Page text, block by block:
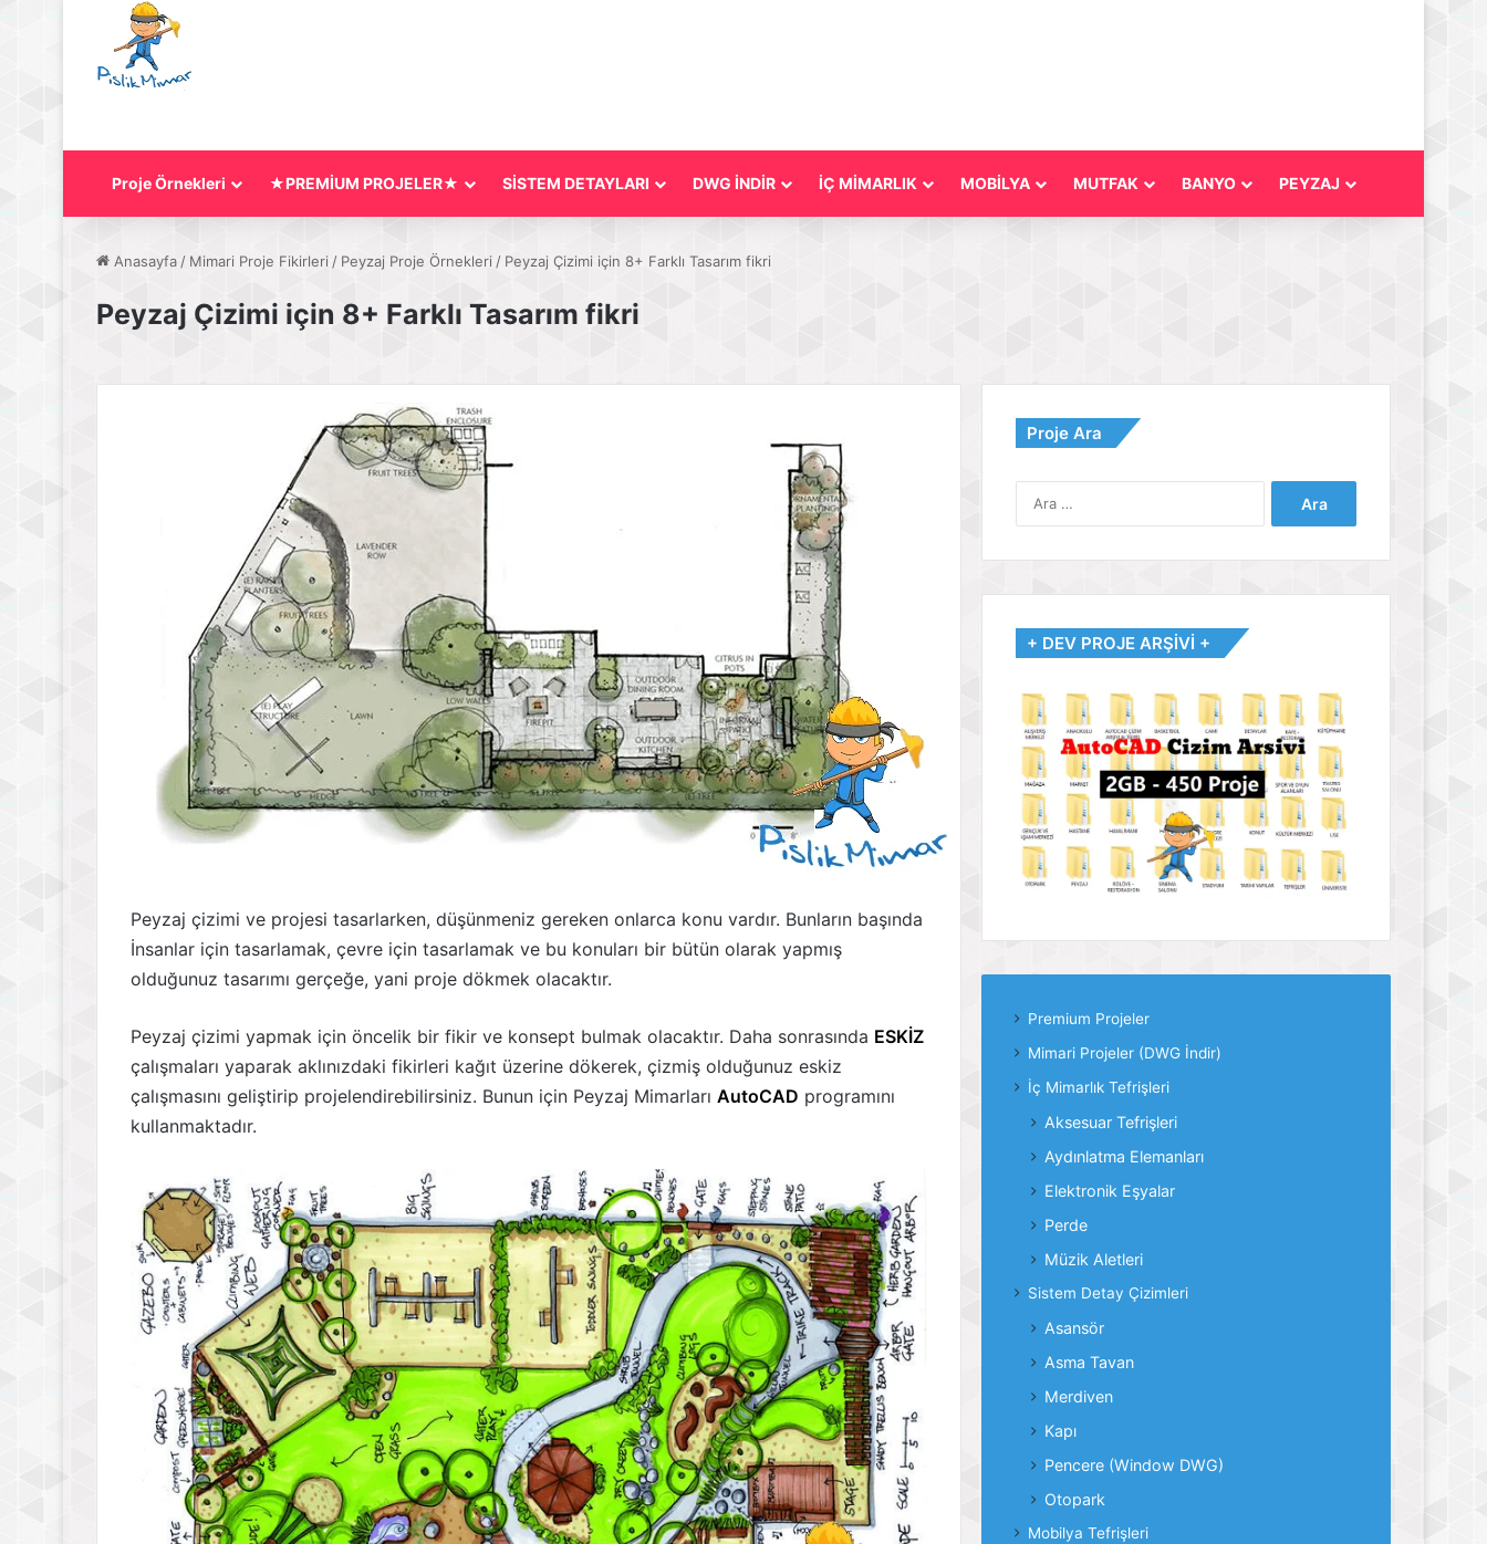
Proje Örnekleri ★PREMİUM PROJELER★ SİSTEM DETAYLARI DWG İNDİR İÇ MİMARLIK MOBİLYA MUTFAK BANYO PEYZAJ
Anasayfa / Mimari Proje Fikirleri / Peyzaj Proje Örnekleri / Peyzaj Çizimi için 8+ Farklı Tasarım fikri
Peyzaj Çizimi için 8+ Farklı Tasarım fikri
Peyzaj çizimi ve projesi tasarlarken, düşünmeniz gereken onlarca konu vardır. Bunların başında
İnsanlar için tasarlamak, çevre için tasarlamak ve bu konuları bir bütün olarak yapmış
olduğunuz tasarımı gerçeğe, yani proje dökmek olacaktır.
Peyzaj çizimi yapmak için öncelik bir fikir ve konsept bulmak olacaktır. Daha sonrasında ESKİZ
çalışmaları yaparak aklınızdaki fikirleri kağıt üzerine dökerek, çizmiş olduğunuz eskiz
çalışmasını geliştirip projelendirebilirsiniz. Bunun için Peyzaj Mimarları AutoCAD programını
kullanmaktadır.
Proje Ara
+ DEV PROJE ARŞİVİ +
Premium Projeler
Mimari Projeler (DWG İndir)
İç Mimarlık Tefrişleri
Aksesuar Tefrişleri
Aydınlatma Elemanları
Elektronik Eşyalar
Perde
Müzik Aletleri
Sistem Detay Çizimleri
Asansör
Asma Tavan
Merdiven
Kapı
Pencere (Window DWG)
Otopark
Mobilya Tefrişleri